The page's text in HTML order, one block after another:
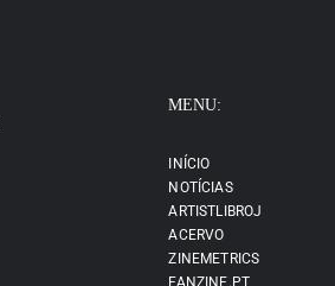
MENU:
INÍCIO
NOTÍCIAS
ARTISTLIBROJ
ACERVO
ZINEMETRICS